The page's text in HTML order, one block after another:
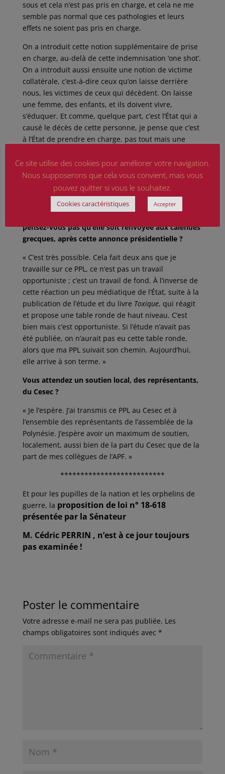
sous et cela n’est pas pris en charge, et cela ne me
semble pas normal que ces pathologies et leurs
effets ne soient pas pris en charge.
On a introduit cette notion supplémentaire de prise
en charge, au-delà de cette indemnisation ‘one shot’.
On a introduit aussi ensuite une notion de victime
collatérale, c’est-à-dire ceux qu’on laisse derrière
nous, les victimes de ceux qui décèdent. On laisse
une femme, des enfants, et ils doivent vivre,
s’éduquer. Et comme, quelque part, c’est l’État qui a
causé le décès de cette personne, je pense que c’est
à l’État de prendre en charge, pas tout mais une
règles qui régissent les pupilles de la Nation, qu’on
pourrait peut-être transposer. »
Votre proposition de loi passera le 17 juin à
l’Assemblée, à quelques jours de la table ronde du
pensez-vous pas qu’elle soit renvoyée aux calendes
grecques, après cette annonce présidentielle ?
« C’est très possible. Cela fait deux ans que je
travaille sur ce PPL, ce n’est pas un travail
opportuniste ; c’est un travail de fond. À l’inverse de
cette réaction un peu médiatique de l’État, suite à la
publication de l’étude et du livre Toxique, qui réagit
et propose une table ronde de haut niveau. C’est
bien mais c’est opportuniste. Si l’étude n’avait pas
été publiée, on n’aurait pas eu cette table ronde,
alors que ma PPL suivait son chemin. Aujourd’hui,
elle arrive à son terme. »
Vous attendez un soutien local, des représentants,
du Cesec ?
« Je l’espère. J’ai transmis ce PPL au Cesec et à
l’ensemble des représentants de l’assemblée de la
Polynésie. J’espère avoir un maximum de soutien,
localement, aussi bien de la part du Cesec que de la
part de mes collègues de l’APF. »
**************************
Et pour les pupilles de la nation et les orphelins de
guerre, la proposition de loi n° 18-618
présentée par la Sénateur
M. Cédric PERRIN , n’est à ce jour toujours
pasexaminée !
Poster le commentaire
Votre adresse e-mail ne sera pas publiée. Les
champs obligatoires sont indiqués avec *
Ce site utilise des cookies pour améliorer votre navigation.
Nous supposerons que cela vous convient, mais vous
pouvez quitter si vous le souhaitez.
Cookies caractéristiques Accepter